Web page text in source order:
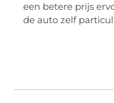
een betere prijs
de auto zelf